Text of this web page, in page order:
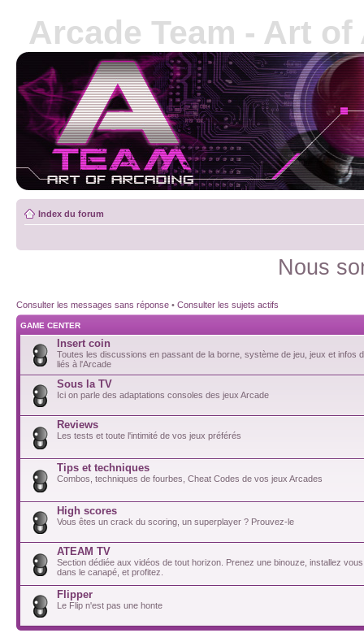
Arcade Team - Art
Index du forum
Nous
Consulter les messages sans réponse • Consulter les sujets actifs
GAME CENTER
Insert coin
Toutes les discussions en passant de la borne, système de jeu, jeux et infos
liés à l'Arcade
Sous la TV
Ici on parle des adaptations consoles des jeux Arcade
Reviews
Les tests et toute l'intimité de vos jeux préférés
Tips et techniques
Combos, techniques de fourbes, Cheat Codes de vos jeux Arcades
High scores
Vous êtes un crack du scoring, un superplayer ? Prouvez-le
ATEAM TV
Section dédiée aux vidéos de tout horizon. Prenez une binouze, installez
dans le canapé, et profitez.
Flipper
Le Flip n'est pas une honte